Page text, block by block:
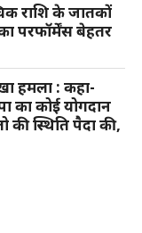
राशि के जातकों
परफॉर्मेंस बेहतर
हमला : कहा-
कोई योगदान
की स्थिति पैदा की,